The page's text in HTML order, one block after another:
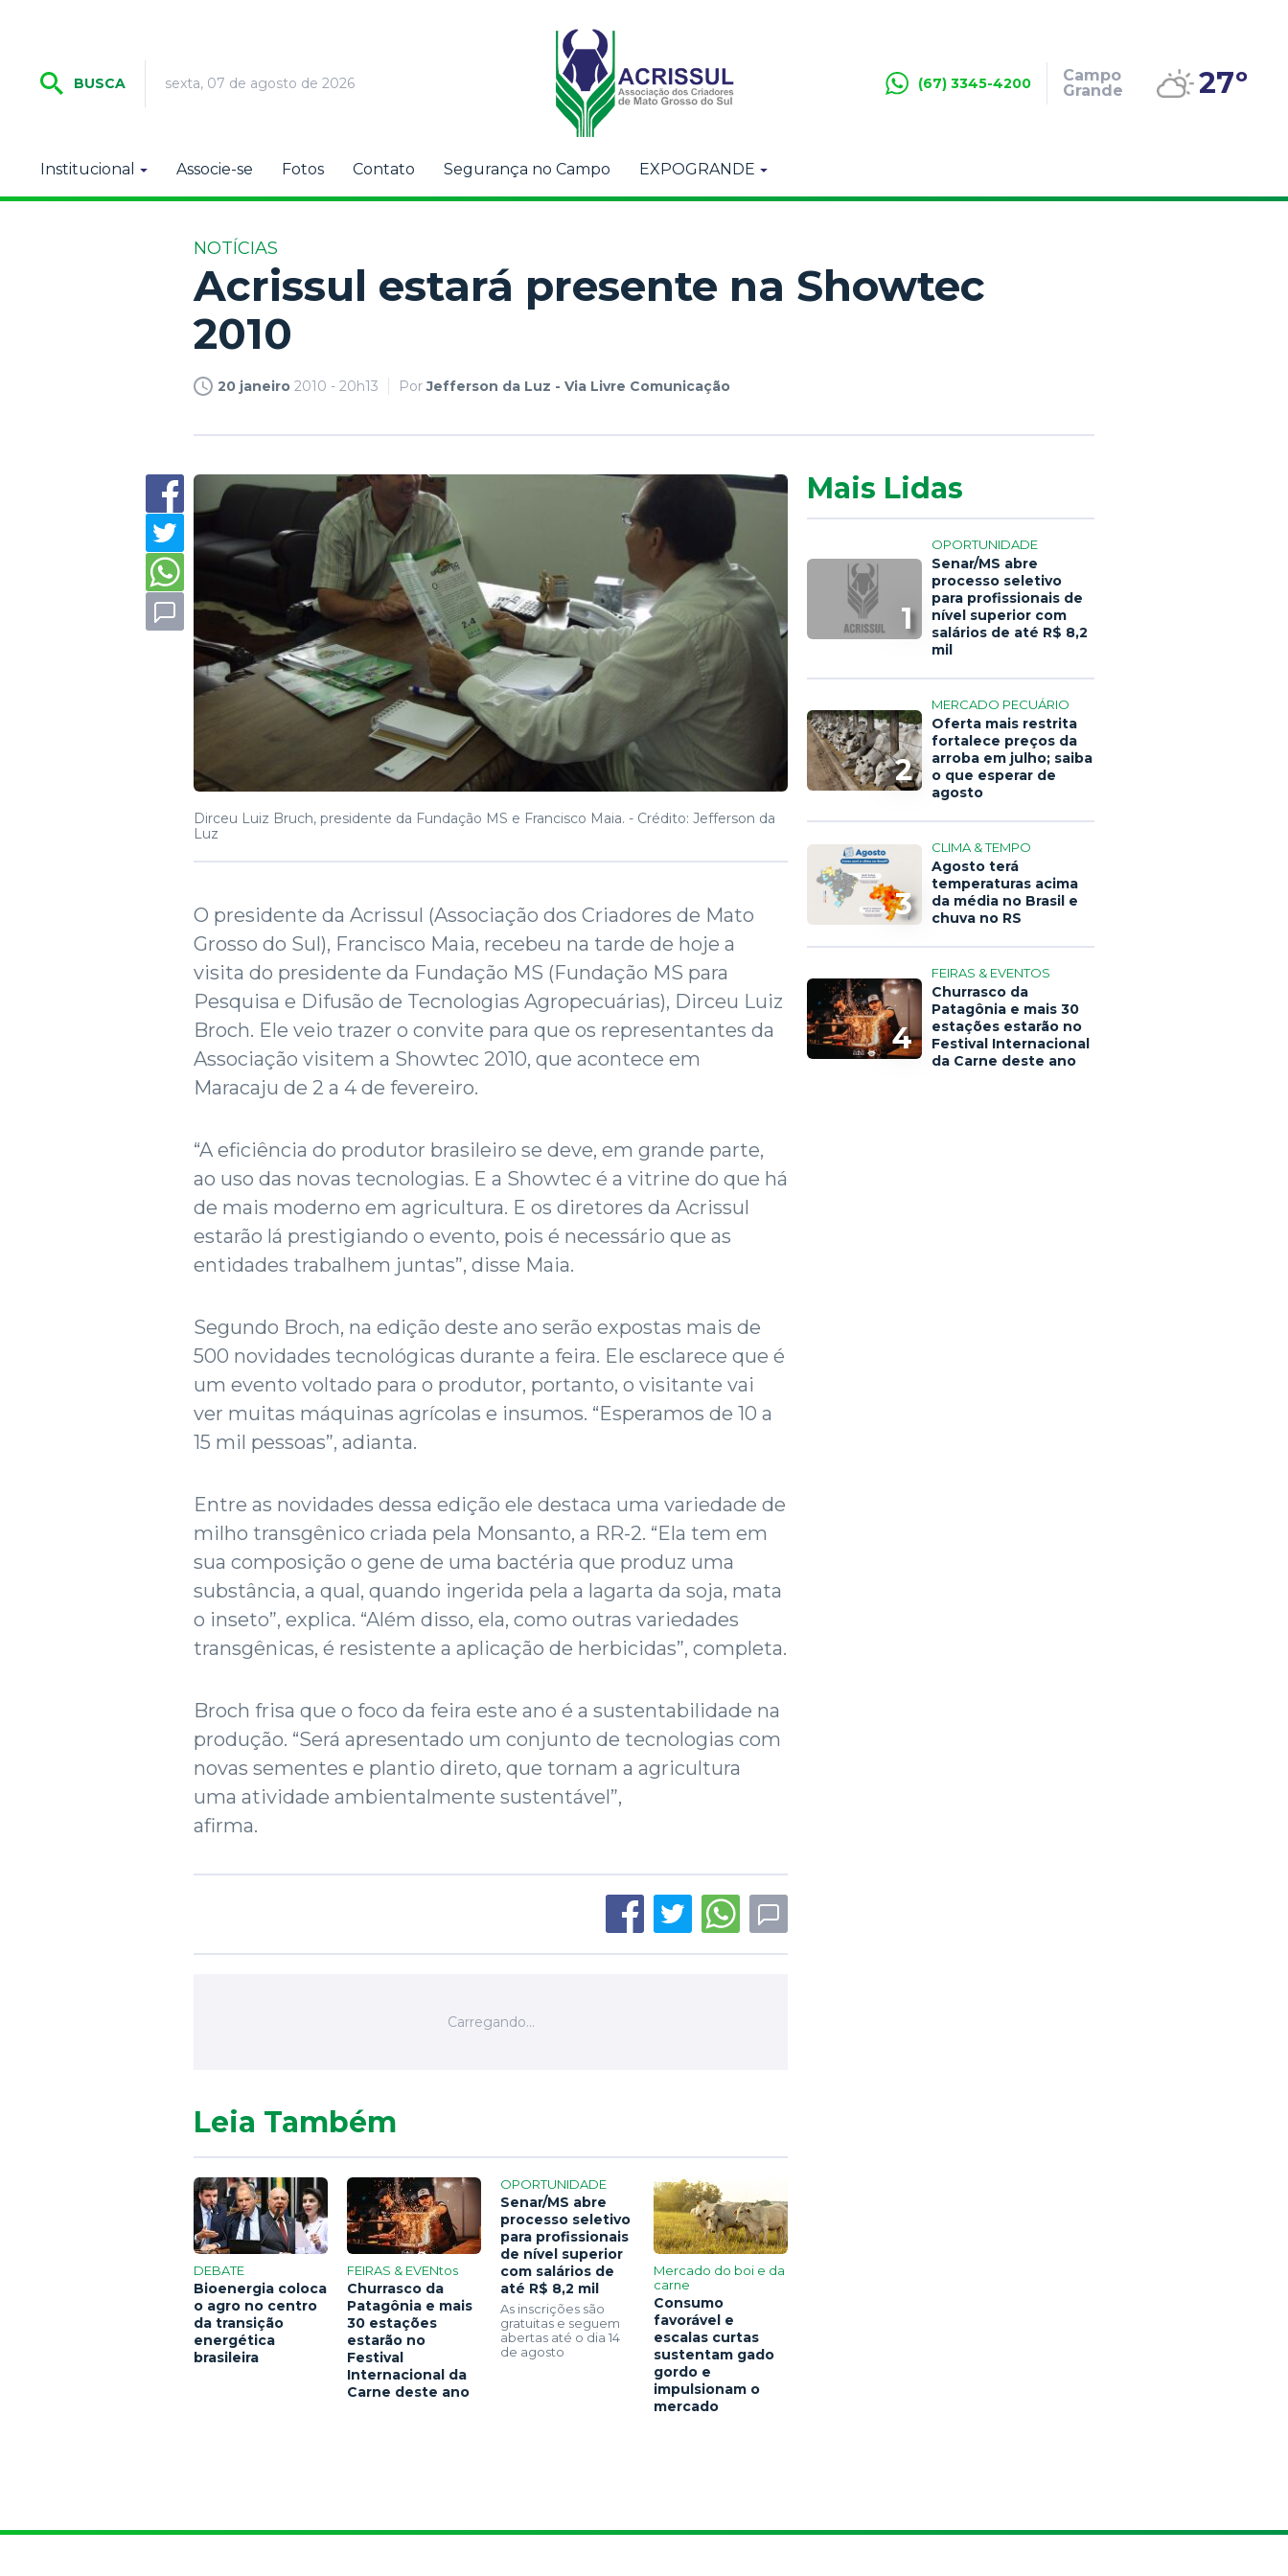
BUSCA sexta, 07 de agosto de 2026 (67) 3345-4200
Campo
Grande
27º
Institucional Associe-se Fotos Contato Segurança no Campo EXPOGRANDE
NOTÍCIAS
Acrissul estará presente na Showtec
2010
20 janeiro 2010 - 20h13 PorJefferson da Luz - Via Livre Comunicação
Dirceu Luiz Bruch, presidente da Fundação MS e Francisco Maia. - Crédito: Jefferson da
Luz
O presidente da Acrissul (Associação dos Criadores de Mato
Grosso do Sul), Francisco Maia, recebeu na tarde de hoje a
visita do presidente da Fundação MS (Fundação MS para
Pesquisa e Difusão de Tecnologias Agropecuárias), Dirceu Luiz
Broch. Ele veio trazer o convite para que os representantes da
Associação visitem a Showtec 2010, que acontece em
Maracaju de 2 a 4 de fevereiro.
“A eficiência do produtor brasileiro se deve, em grande parte,
ao uso das novas tecnologias. E a Showtec é a vitrine do que há
de mais moderno em agricultura. E os diretores da Acrissul
estarão lá prestigiando o evento, pois é necessário que as
entidades trabalhem juntas”, disse Maia.
Segundo Broch, na edição deste ano serão expostas mais de
500 novidades tecnológicas durante a feira. Ele esclarece que é
um evento voltado para o produtor, portanto, o visitante vai
ver muitas máquinas agrícolas e insumos. “Esperamos de 10 a
15 mil pessoas”, adianta.
Entre as novidades dessa edição ele destaca uma variedade de
milho transgênico criada pela Monsanto, a RR-2. “Ela tem em
sua composição o gene de uma bactéria que produz uma
substância, a qual, quando ingerida pela a lagarta da soja, mata
o inseto”, explica. “Além disso, ela, como outras variedades
transgênicas, é resistente a aplicação de herbicidas”, completa.
Broch frisa que o foco da feira este ano é a sustentabilidade na
produção. “Será apresentado um conjunto de tecnologias com
novas sementes e plantio direto, que tornam a agricultura
uma atividade ambientalmente sustentável”,
afirma.
Mais Lidas
1
OPORTUNIDADE
Senar/MS abre
processo seletivo
para profissionais de
nível superior com
salários de até R$ 8,2
mil
2
MERCADO PECUÁRIO
Oferta mais restrita
fortalece preços da
arroba em julho; saiba
o que esperar de
agosto
3
CLIMA & TEMPO
Agosto terá
temperaturas acima
da média no Brasil e
chuva no RS
4
FEIRAS & EVENTOS
Churrasco da
Patagônia e mais 30
estações estarão no
Festival Internacional
da Carne deste ano
Leia Também
DEBATE
Bioenergia coloca
o agro no centro
da transição
energética
brasileira
FEIRAS & EVENtos
Churrasco da
Patagônia e mais
30 estações
estarão no
Festival
Internacional da
Carne deste ano
OPORTUNIDADE
Senar/MS abre
processo seletivo
para profissionais
de nível superior
com salários de
até R$ 8,2 mil
As inscrições são
gratuitas e seguem
abertas até o dia 14
de agosto
Mercado do boi e da
carne
Consumo
favorável e
escalas curtas
sustentam gado
gordo e
impulsionam o
mercado